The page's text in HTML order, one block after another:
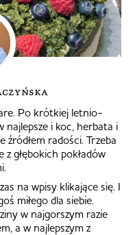
Po krótkiej letnio-
najlepsze i koc, herbata i
źródłem radości. Trzeba
głębokich pokładów
na wpisy klikające się. I
miłego dla siebie.
w najgorszym razie
a w najlepszym z